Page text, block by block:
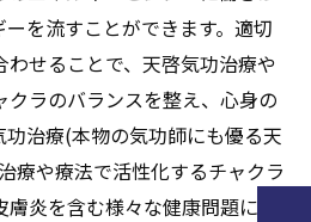
を流すことができます。適切
せることで、天啓気功治療や
ラのバランスを整え、心身の
治療(本物の気功師にも優る天
療や療法で活性化するチャクラ
炎を含む様々な健康問題に対